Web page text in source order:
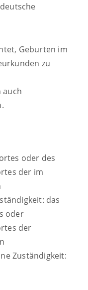
Geburten im
zu
auch
oder des
der im
das
oder
der
Zuständigkeit: